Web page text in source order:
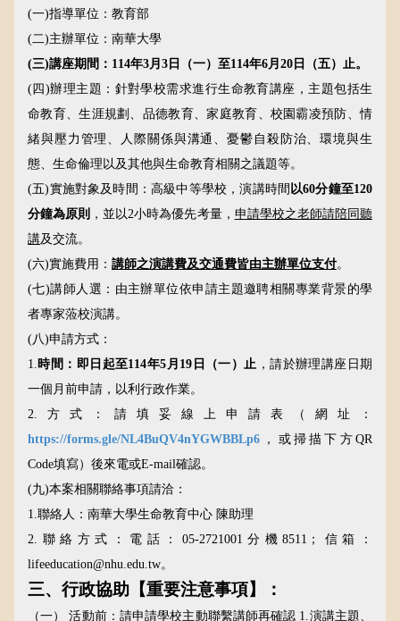
(一)指導單位：教育部
(二)主辦單位：南華大學
(三)講座期間： 114年3月 3 日 （一）至114年6月 20 日
（五）止。
(四)辦理主題：針對學校需求進行生命教育講座，主題包括生
命教育、生涯規劃、品德教育、家庭教育、校園霸凌預防、情
緒與壓力管理、人際關係與溝通、憂鬱自殺防治、環境與生
態、生命倫理以及其他與生命教育相關之議題等。
(五)實施對象及時間：高級中等學校，演講時間 以60分鐘至120
分鐘為原則 ，並以2小時為優先考量， 申請學校之老師請陪同聽
講及交流。
(六)實施費用： 講師之演講費及交通費皆由主辦單位支付。
(七)講師人選：由主辦單位依申請主題邀聘相關專業背景的學
者專家蒞校演講。
(八)申請方式：
1.時間：即日起至114年5 月 19 日（一）止 ，請於辦理講座日期
一個月前申請，以利行政作業。
2. 方式：請填妥線上申請表（網址：
https://forms.gle/NL4BuQV4nYGWBBLp6 ，或掃描下方 QR
Code填寫）後來電或E-mail確認。
(九)本案相關聯絡事項請洽：
1.聯絡人：南華大學生命教育中心 陳助理
2. 聯絡方式：電話： 05-2721001 分機8511 ；信箱：
lifeeducation@nhu.edu.tw。
三、行政協助【重要注意事項】：
（一）活動前：請申請學校主動聯繫講師再確認 1.演講主題、